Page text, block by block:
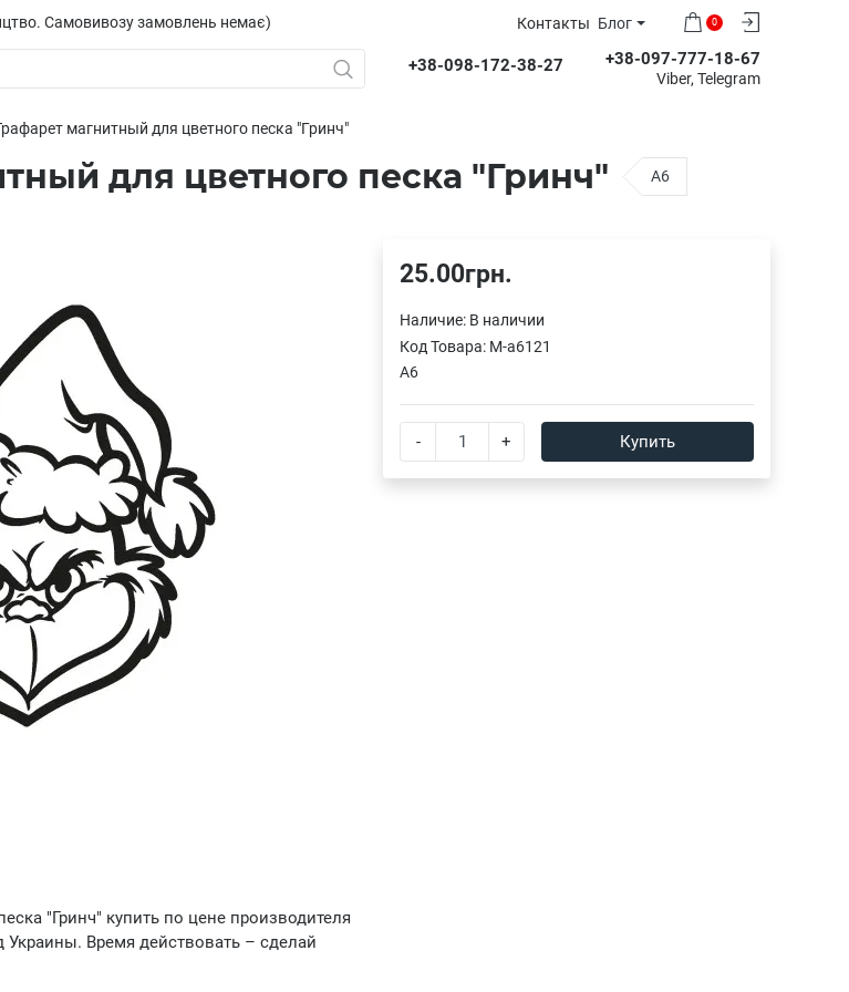
Контакты Блог
Самовивозу замовлень немає)
+38-098-172-38-27
0
+38-097-777-18-67
Viber, Telegram
магнитный для цветного песка "Гринч"
для цветного песка "Гринч" A6
"Гринч" купить по цене производителя
Время действовать – сделай
25.00грн.
Наличие: В наличии
Код Товара: M-a6121
A6
- + Купить